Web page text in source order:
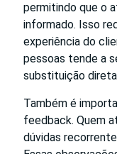
permitindo que o
informado. Isso
experiência do
pessoas tende a
substituição
Também é
feedback. Quem
dúvidas